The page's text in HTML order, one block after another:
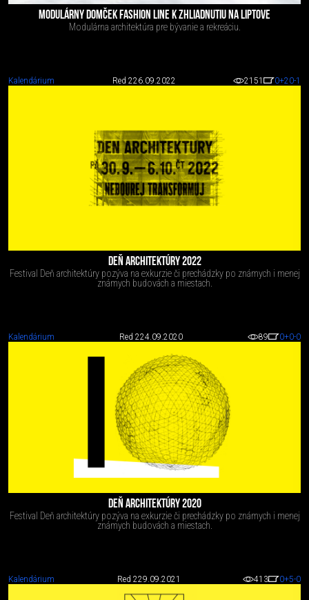
MODULÁRNY DOMČEK FASHION LINE K ZHLIADNUTIU NA LIPTOVE
Modulárna architektúra pre bývanie a rekreáciu.
Kalendárium Red 226.09.2022 2151 0+20-1
DEŇ ARCHITEKTÚRY 2022
Festival Deň architektúry pozýva na exkurzie či prechádzky po známych i menej
známych budovách a miestach.
Kalendárium Red 224.09.2020 89 0+0-0
DEŇ ARCHITEKTÚRY 2020
Festival Deň architektúry pozýva na exkurzie či prechádzky po známych i menej
známych budovách a miestach.
Kalendárium Red 229.09.2021 413 0+5-0